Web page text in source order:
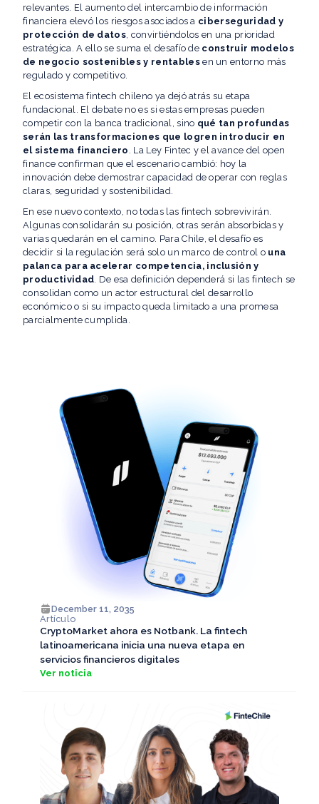
relevantes. El aumento del intercambio de información
financiera elevó los riesgos asociados a ciberseguridad y
protección de datos , convirtiéndolos en una prioridad
estratégica. A ello se suma el desafío de construir modelos
de negocio sostenibles y rentablesen un entorno más
regulado y competitivo.
El ecosistema fintech chileno ya dejó atrás su etapa
fundacional. El debate no es si estas empresas pueden
competir con la banca tradicional, sino qué tan profundas
serán las transformaciones que logren introducir en
el sistema financiero . La Ley Fintec y el avance del open
finance confirman que el escenario cambió: hoy la
innovación debe demostrar capacidad de operar con reglas
claras, seguridad y sostenibilidad.
En ese nuevo contexto, no todas las fintech sobrevivirán.
Algunas consolidarán su posición, otras serán absorbidas y
varias quedarán en el camino. Para Chile, el desafío es
decidir si la regulación será solo un marco de control o una
palanca para acelerar competencia, inclusión y
productividad . De esa definición dependerá si las fintech se
consolidan como un actor estructural del desarrollo
económico o si su impacto queda limitado a una promesa
parcialmente cumplida.
December 11, 2035
Artículo
CryptoMarket ahora es Notbank. La fintech
latinoamericana inicia una nueva etapa en
servicios financieros digitales
Ver noticia